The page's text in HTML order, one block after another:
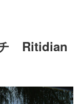
チ Ritidian